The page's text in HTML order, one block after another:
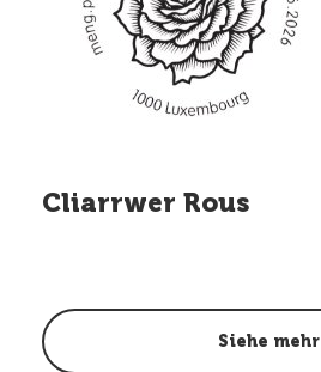
Cliarrwer Rous
Siehe mehr